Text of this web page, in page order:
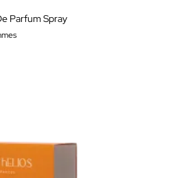
Parfum Spray